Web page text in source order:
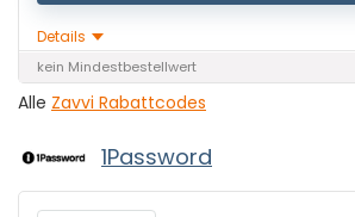
Details
kein Mindestbestellwert
Alle Zavvi Rabattcodes
1Password